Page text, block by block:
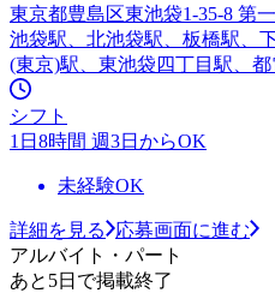
東京都豊島区東池袋1-35-8 第
池袋駅、北池袋駅、板橋駅、
(東京)駅、東池袋四丁目駅、
シフト
1日8時間 週3日からOK
未経験OK
詳細を見る
応募画面に進む
アルバイト・パート
あと5日で掲載終了